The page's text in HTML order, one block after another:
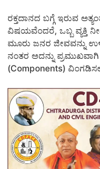
ರಕ್ತದಾನದ ಬಗ್ಗೆ ಇರುವ
ವಿಷಯವೆಂದರೆ, ಒಬ್ಬ ವ್ಯಕ್ತಿ
ಮೂರು ಜನರ ಜೀವವನ್ನು
ನಂತರ ಅದನ್ನು
(Components)